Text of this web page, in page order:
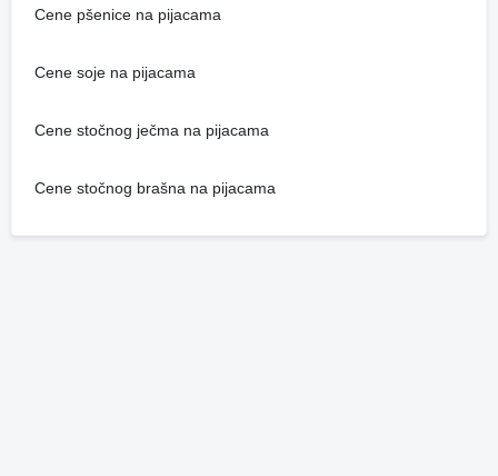
Cene pšenice na pijacama
Cene soje na pijacama
Cene stočnog ječma na pijacama
Cene stočnog brašna na pijacama